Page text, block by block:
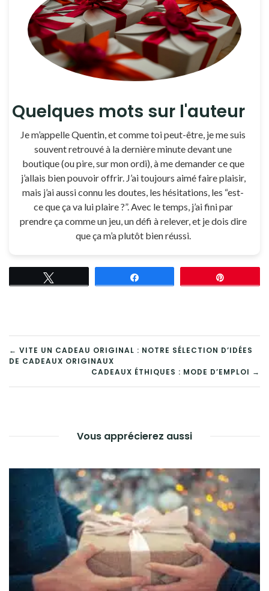
Quelques mots sur l'auteur
Je m’appelle Quentin, et comme toi peut-être, je me suis
souvent retrouvé à la dernière minute devant une
boutique (ou pire, sur mon ordi), à me demander ce que
j’allais bien pouvoir offrir. J’ai toujours aimé faire plaisir,
mais j’ai aussi connu les doutes, les hésitations, les “est-
ce que ça va lui plaire ?”. Avec le temps, j’ai fini par
prendre ça comme un jeu, un défi à relever, et je dois dire
que ça m’a plutôt bien réussi.
NAVIGATION
DE
← VITE UN CADEAU ORIGINAL : NOTRE SÉLECTION D’IDÉES
DE CADEAUX ORIGINAUX
CADEAUX ÉTHIQUES : MODE D’EMPLOI →
Vous apprécierez aussi